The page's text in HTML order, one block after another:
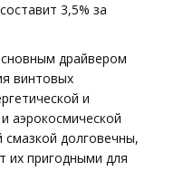
3,5% за
драйвером
винтовых
и
аэрокосмической
долговечны,
их пригодными для